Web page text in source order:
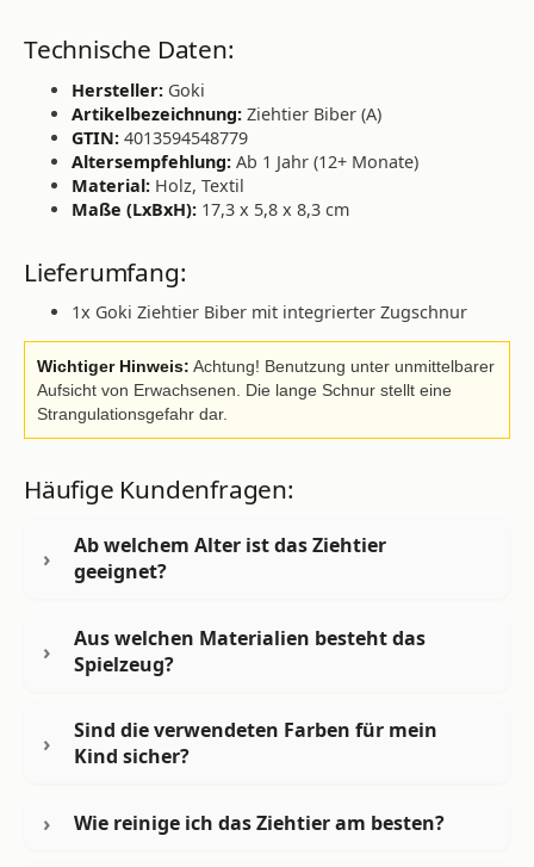
Technische Daten:
Hersteller: Goki
Artikelbezeichnung: Ziehtier Biber (A)
GTIN: 4013594548779
Altersempfehlung: Ab 1 Jahr (12+ Monate)
Material: Holz, Textil
Maße (LxBxH): 17,3 x 5,8 x 8,3 cm
Lieferumfang:
1x Goki Ziehtier Biber mit integrierter Zugschnur
Wichtiger Hinweis: Achtung! Benutzung unter unmittelbarer
Aufsicht von Erwachsenen. Die lange Schnur stellt eine
Strangulationsgefahr dar.
Häufige Kundenfragen:
Ab welchem Alter ist das Ziehtier
geeignet?
Aus welchen Materialien besteht das
Spielzeug?
Sind die verwendeten Farben für mein
Kind sicher?
Wie reinige ich das Ziehtier am besten?